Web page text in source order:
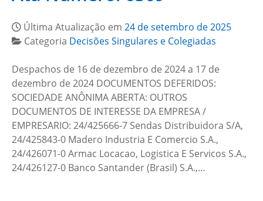
Última Atualização em 24 de setembro de 2025
Categoria Decisões Singulares e Colegiadas
Despachos de 16 de dezembro de 2024 a 17 de
dezembro de 2024 DOCUMENTOS DEFERIDOS:
SOCIEDADE ANÔNIMA ABERTA: OUTROS
DOCUMENTOS DE INTERESSE DA EMPRESA /
EMPRESARIO: 24/425666-7 Sendas Distribuidora S/A,
24/425843-0 Madero Industria E Comercio S.A.,
24/426071-0 Armac Locacao, Logistica E Servicos S.A.,
24/426127-0 Banco Santander (Brasil) S.A.,…